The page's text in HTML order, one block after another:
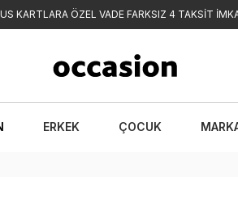
KARTLARA ÖZEL VADE FARKSIZ 4 TAKSİT
ERKEK ÇOCUK